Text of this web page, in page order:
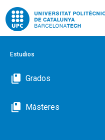
Go to upc.edu
Estudios
Grados
Másteres